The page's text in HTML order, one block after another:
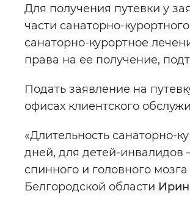
Для получения путевки у
части санаторно-
санаторно-курортное
права на ее получение,
Подать заявление на
офисах клиентского
«Длительность санаторно-
дней, для детей-инвалидов
спинного и головного
Белгородской области